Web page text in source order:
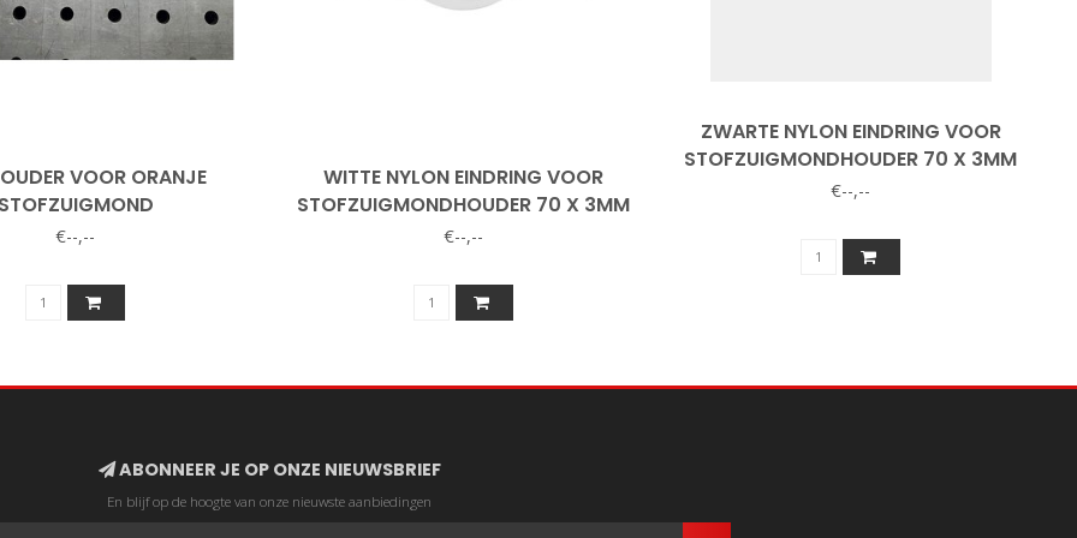
VOOR ORANJE
€--,--
WITTE NYLON EINDRING VOOR
STOFZUIGMONDHOUDER 70 X 3MM
€--,--
ZWARTE NYLON EINDRING VOOR
STOFZUIGMONDHOUDER 70 X 3MM
€--,--
ABONNEER JE OP ONZE NIEUWSBRIEF
En blijf op de hoogte van onze nieuwste aanbiedingen